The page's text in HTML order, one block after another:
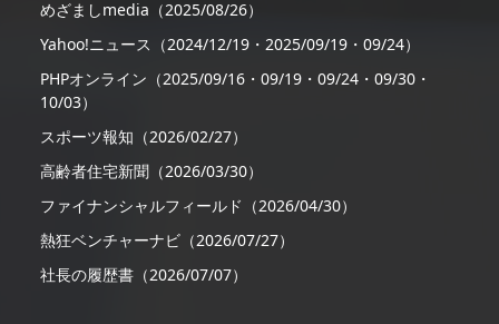
めざましmedia（2025/08/26）
Yahoo!ニュース（2024/12/19・2025/09/19・09/24）
PHPオンライン（2025/09/16・09/19・09/24・09/30・
10/03）
スポーツ報知（2026/02/27）
高齢者住宅新聞（2026/03/30）
ファイナンシャルフィールド（2026/04/30）
熱狂ベンチャーナビ（2026/07/27）
社長の履歴書（2026/07/07）